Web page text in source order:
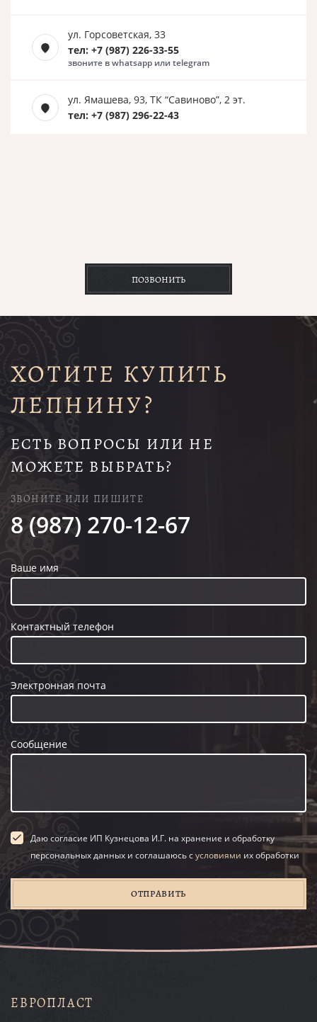
ул. Горсоветская, 33
тел: +7 (987) 226-33-55
звоните в whatsapp или telegram
ул. Ямашева, 93, ТК “Савиново”, 2 эт.
тел: +7 (987) 296-22-43
ПОЗВОНИТЬ
ХОТИТЕ КУПИТЬ
ЛЕПНИНУ?
ЕСТЬ ВОПРОСЫ ИЛИ НЕ
МОЖЕТЕ ВЫБРАТЬ?
ЗВОНИТЕ ИЛИ ПИШИТЕ
8 (987) 270-12-67
Ваше имя
Контактный телефон
Электронная почта
Сообщение
Даю согласие ИП Кузнецова И.Г. на хранение и обработку
персональных данных и соглашаюсь сусловиями их обработки
ОТПРАВИТЬ
ЕВРОПЛАСТ